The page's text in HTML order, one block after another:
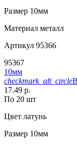
Размер 10мм
Материал металл
Артикул 95366
95367
10мм
checkmark_alt_circle
17.49 р.
По 20 шт
Цвет латунь
Размер 10мм